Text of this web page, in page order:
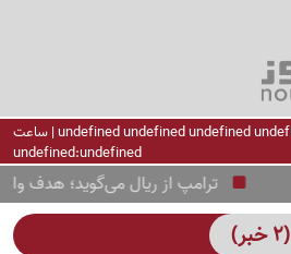
undefined undefined undefined undefined | ساعت
undefined:undefined
ترامپ از ریال می‌گوید؛ هدف